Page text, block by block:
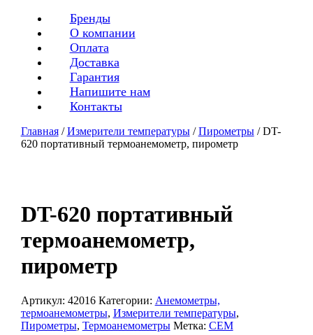
Бренды
О компании
Оплата
Доставка
Гарантия
Напишите нам
Контакты
Главная/Измерители температуры/Пирометры/ DT-
620 портативный термоанемометр, пирометр
DT-620 портативный
термоанемометр,
пирометр
Артикул: 42016 Категории: Анемометры,
термоанемометры, Измерители температуры,
Пирометры, Термоанемометры Метка: СЕМ